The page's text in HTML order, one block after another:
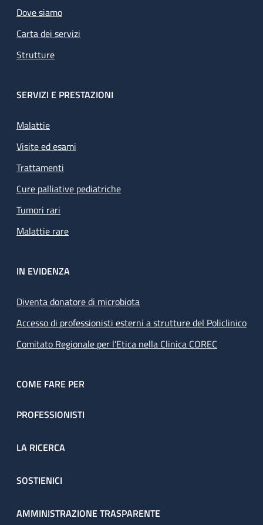
Dove siamo
Carta dei servizi
Strutture
SERVIZI E PRESTAZIONI
Malattie
Visite ed esami
Trattamenti
Cure palliative pediatriche
Tumori rari
Malattie rare
IN EVIDENZA
Diventa donatore di microbiota
Accesso di professionisti esterni a strutture del Policlinico
Comitato Regionale per l’Etica nella Clinica COREC
COME FARE PER
PROFESSIONISTI
LA RICERCA
SOSTIENICI
AMMINISTRAZIONE TRASPARENTE